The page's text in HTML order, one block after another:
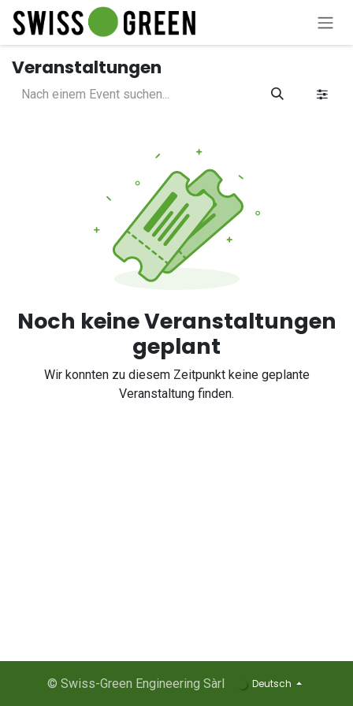
Zum Inhalt springen
Veranstaltungen
Noch keine Veranstaltungen
geplant
Wir konnten zu diesem Zeitpunkt keine geplante
Veranstaltung finden.
© Swiss-Green Engineering Sàrl Deutsch